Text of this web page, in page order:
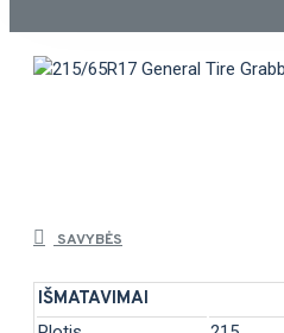
SAVYBĖS
IŠMATAVIMAI